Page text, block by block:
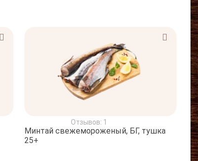
Отзывов: 1
Минтай свежемороженый, БГ, тушка
25+